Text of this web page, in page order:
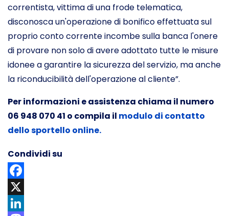
correntista, vittima di una frode telematica,
disconosca un'operazione di bonifico effettuata sul
proprio conto corrente incombe sulla banca l'onere
di provare non solo di avere adottato tutte le misure
idonee a garantire la sicurezza del servizio, ma anche
la riconducibilità dell'operazione al cliente”.
Per informazioni e assistenza chiama il numero
06 948 070 41 o compila il modulo di contatto
dello sportello online.
Condividi su
Facebook
X